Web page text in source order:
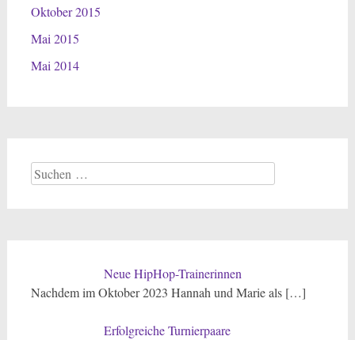
Oktober 2015
Mai 2015
Mai 2014
Suchen
nach:
Neue HipHop-Trainerinnen
Nachdem im Oktober 2023 Hannah und Marie als […]
Erfolgreiche Turnierpaare